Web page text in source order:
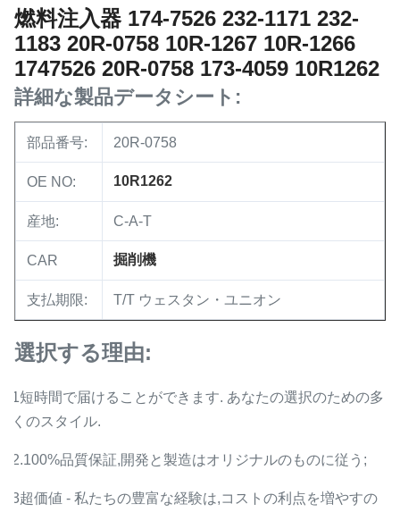
燃料注入器 174-7526 232-1171 232-
1183 20R-0758 10R-1267 10R-1266
1747526 20R-0758 173-4059 10R1262
詳細な製品データシート:
部品番号: 20R-0758
OE NO: 10R1262
産地: C-A-T
CAR 掘削機
支払期限: T/T ウェスタン・ユニオン
選択する理由:
1短時間で届けることができます. あなたの選択のための多
くのスタイル.
2.100%品質保証,開発と製造はオリジナルのものに従う;
3超価値 - 私たちの豊富な経験は,コストの利点を増やすの